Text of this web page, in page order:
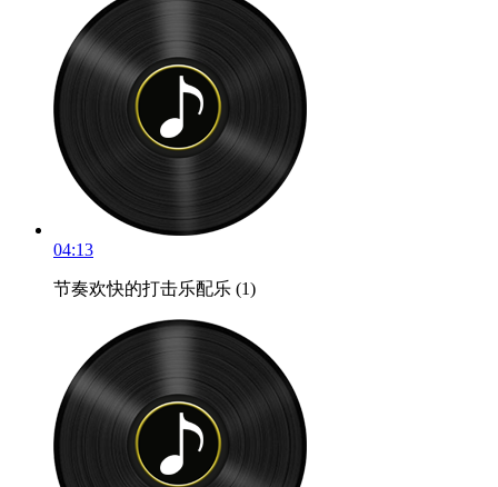
04:13
节奏欢快的打击乐配乐 (1)